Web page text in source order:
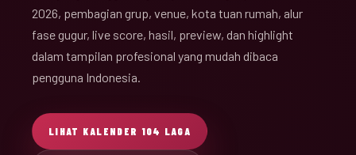
2026, pembagian grup, venue, kota tuan rumah, alur
fase gugur, live score, hasil, preview, dan highlight
dalam tampilan profesional yang mudah dibaca
pengguna Indonesia.
LIHAT KALENDER 104 LAGA